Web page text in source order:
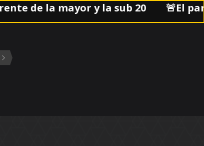
la mayor y la sub 20 🚨El partido